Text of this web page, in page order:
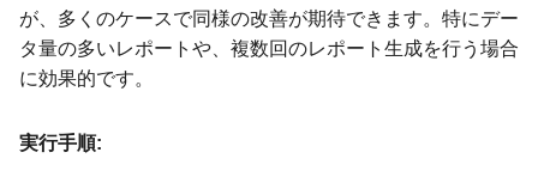
が、多くのケースで同様の改善が期待できます。特にデー
タ量の多いレポートや、複数回のレポート生成を行う場合
に効果的です。
実行手順: